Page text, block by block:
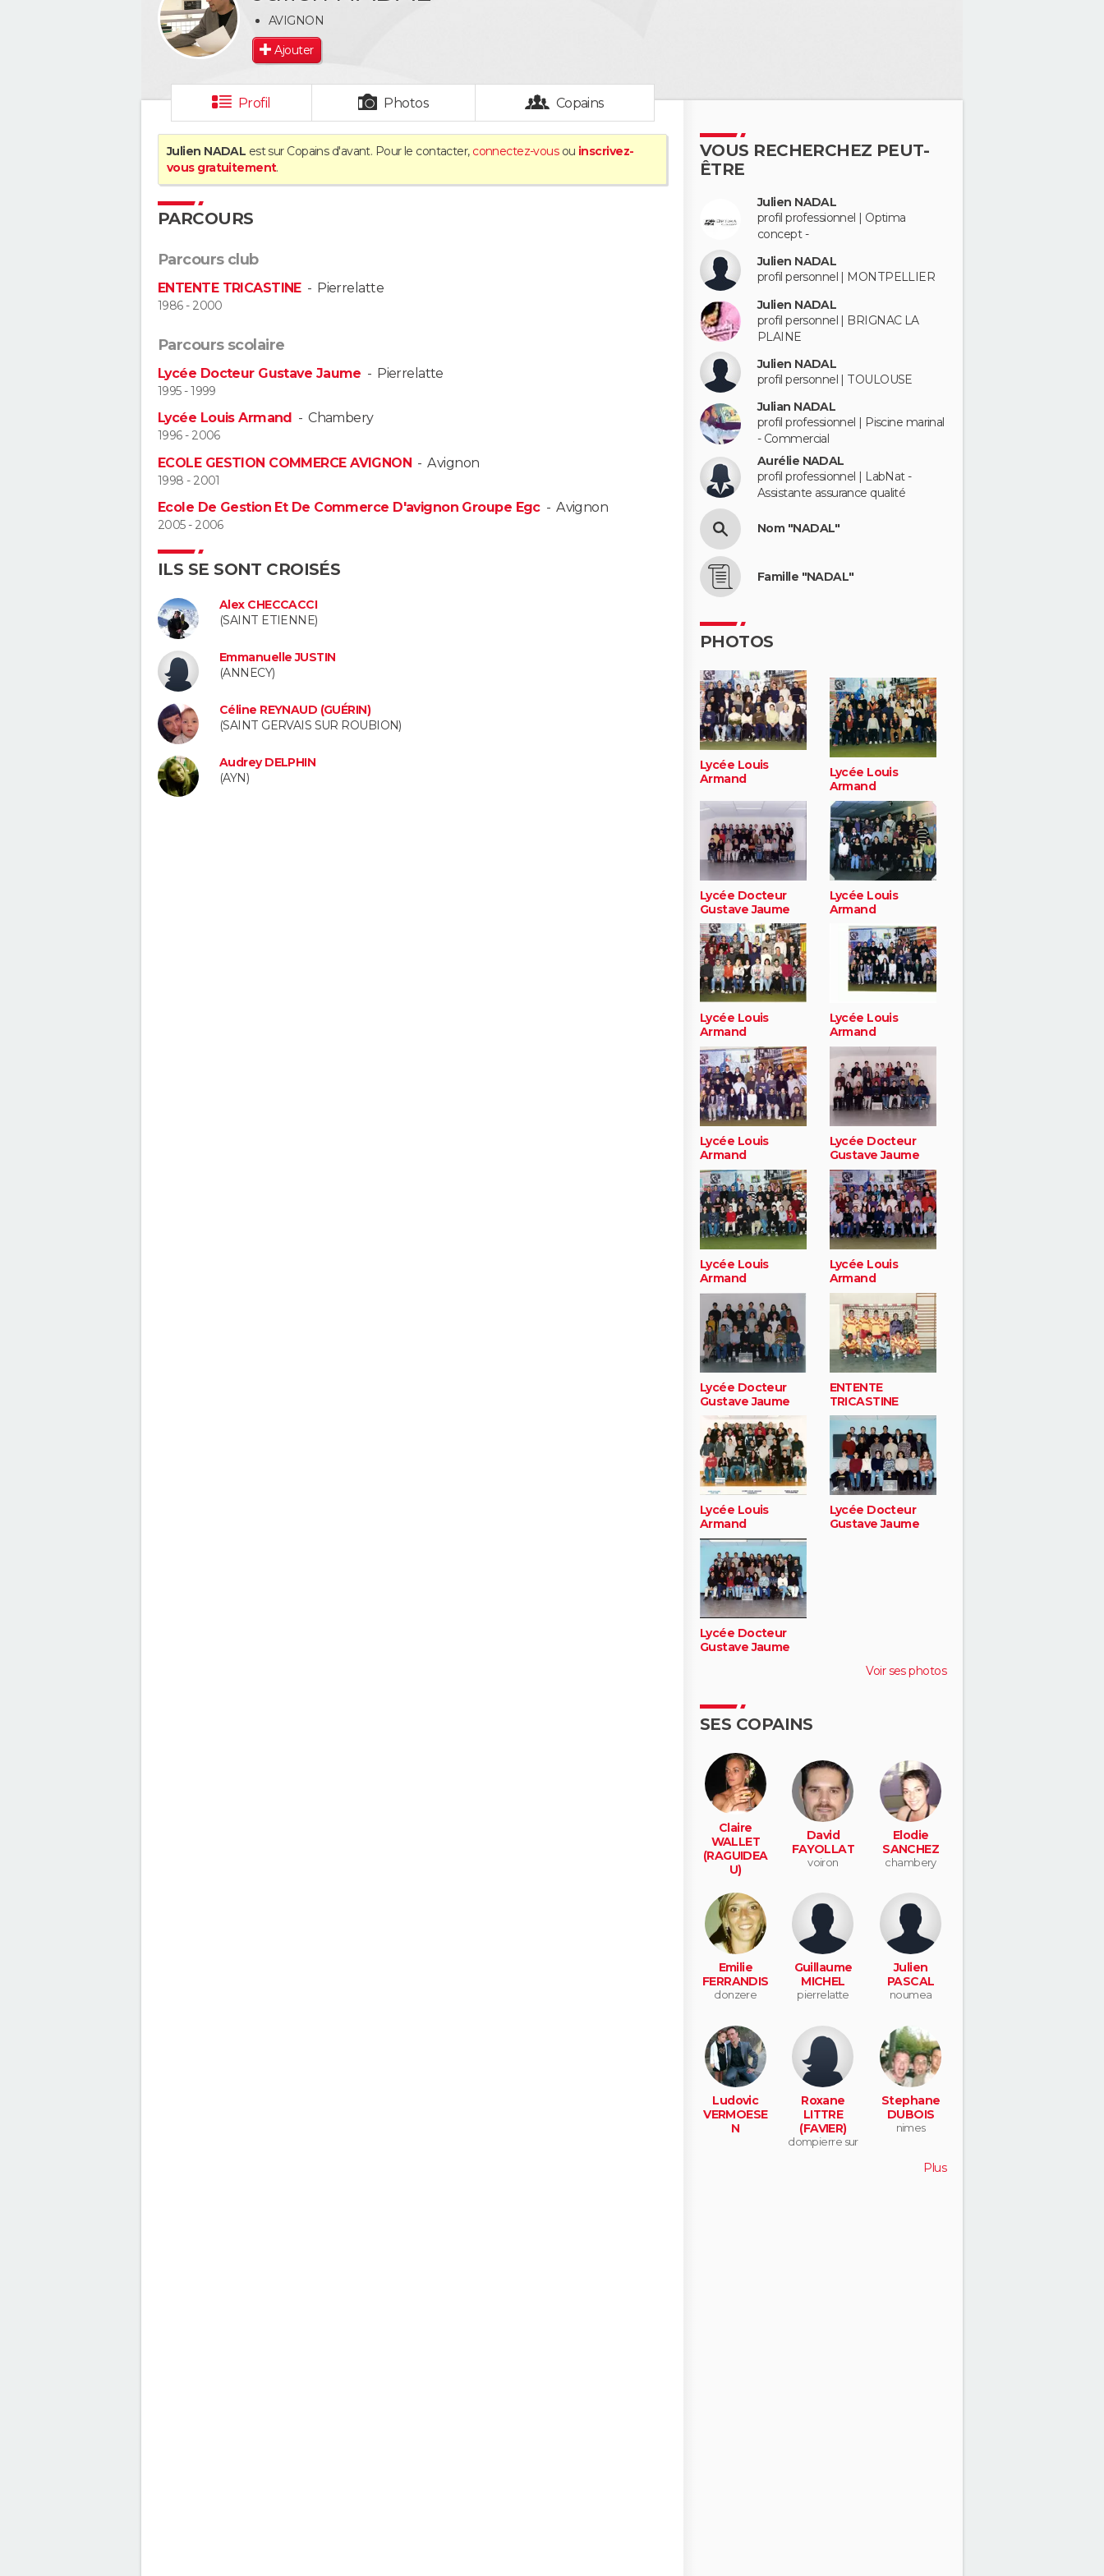
AVIGNON
Ajouter
Profil Photos Copains
Julien NADAL est sur Copains d'avant. Pour le contacter, connectez-vousou inscrivez-
vous gratuitement.
PARCOURS
Parcours club
ENTENTE TRICASTINE- Pierrelatte
1986 - 2000
Parcours scolaire
Lycée Docteur Gustave Jaume - Pierrelatte
1995 - 1999
Lycée Louis Armand -Chambery
1996 - 2006
ECOLE GESTION COMMERCE AVIGNON -Avignon
1998 - 2001
Ecole De Gestion Et De Commerce D'avignon Groupe Egc-Avignon
2005 - 2006
ILS SE SONT CROISÉS
Alex CHECCACCI
(SAINT ETIENNE)
Emmanuelle JUSTIN
(ANNECY)
Céline REYNAUD (GUÉRIN)
(SAINT GERVAIS SUR ROUBION)
Audrey DELPHIN
(AYN)
VOUS RECHERCHEZ PEUT-
ÊTRE
Julien NADAL
profil professionnel | Optima
concept -
Julien NADAL
profil personnel | MONTPELLIER
Julien NADAL
profil personnel | BRIGNAC LA
PLAINE
Julien NADAL
profil personnel | TOULOUSE
Julian NADAL
profil professionnel | Piscine marinal
- Commercial
Aurélie NADAL
profil professionnel | LabNat -
Assistante assurance qualité
Nom "NADAL"
Famille "NADAL"
PHOTOS
Lycée Louis
Armand
Lycée Louis
Armand
Lycée Docteur
Gustave Jaume
Lycée Louis
Armand
Lycée Louis
Armand
Lycée Louis
Armand
Lycée Louis
Armand
Lycée Docteur
Gustave Jaume
Lycée Louis
Armand
Lycée Louis
Armand
Lycée Docteur
Gustave Jaume
ENTENTE
TRICASTINE
Lycée Louis
Armand
Lycée Docteur
Gustave Jaume
Lycée Docteur
Gustave Jaume
Voir ses photos
SES COPAINS
Claire
WALLET
(RAGUIDEA
U)
David
FAYOLLAT
voiron
Elodie
SANCHEZ
chambery
Emilie
FERRANDIS
donzere
Guillaume
MICHEL
pierrelatte
Julien
PASCAL
noumea
Ludovic
VERMOESE
N
Roxane
LITTRE
(FAVIER)
dompierre sur
Stephane
DUBOIS
nimes
Plus